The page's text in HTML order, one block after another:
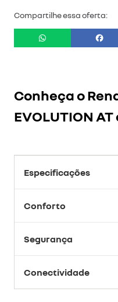
Compartilhe essa oferta:
Conheça o
EVOLUTION AT
Especificações
Conforto
Segurança
Conectividade